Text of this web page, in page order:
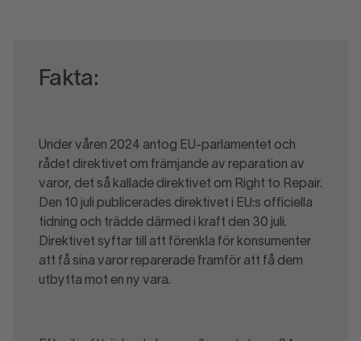
Fakta:
Under våren 2024 antog EU-parlamentet och
rådet direktivet om främjande av reparation av
varor, det så kallade direktivet om Right to Repair.
Den 10 juli publicerades direktivet i EU:s officiella
tidning och trädde därmed i kraft den 30 juli.
Direktivet syftar till att förenkla för konsumenter
att få sina varor reparerade framför att få dem
utbytta mot en ny vara.